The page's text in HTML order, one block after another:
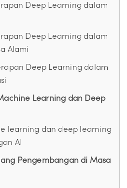
Deep Learning dalam
Deep Learning dalam
Alami
Deep Learning dalam
Learning dan Deep
learning dan deep learning
AI
Pengembangan di Masa